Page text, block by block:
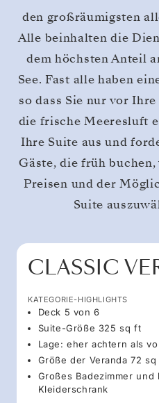
den großräumigsten
Alle beinhalten die
dem höchsten Anteil
See. Fast alle haben
so dass Sie nur vor
die frische Meeresluft
Ihre Suite aus und
Gäste, die früh
Preisen und der
Suite
CLASSIC
KATEGORIE-HIGHLIGHTS
Deck 5 von 6
Suite-Größe 325 sq ft
Lage: eher achtern als
Größe der Veranda 72
Großes Badezimmer und
Kleiderschrank